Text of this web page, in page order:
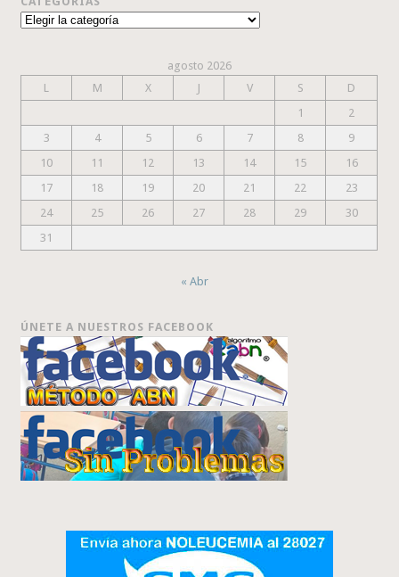
Categorías
agosto 2026
L
M X J V S
D
1
2
3
4 5 6 7 8
9
10
11 12 13 14 15
16
17
18 19 20 21 22
23
24
25 26 27 28 29
30
31
« Abr
ÚNETE A NUESTROS FACEBOOK